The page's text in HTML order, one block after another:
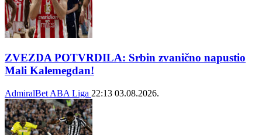
ZVEZDA POTVRDILA: Srbin zvanično napustio
Mali Kalemegdan!
AdmiralBet ABA Liga 22:13 03.08.2026.